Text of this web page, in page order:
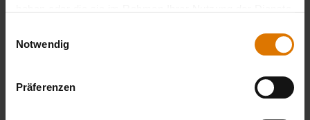
Notwendig
Präferenzen